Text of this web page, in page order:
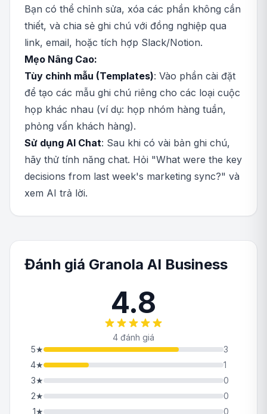
Bạn có thể chỉnh sửa, xóa các phần không cần
thiết, và chia sẻ ghi chú với đồng nghiệp qua
link, email, hoặc tích hợp Slack/Notion.
Mẹo Nâng Cao:
Tùy chỉnh mẫu (Templates): Vào phần cài đặt
để tạo các mẫu ghi chú riêng cho các loại cuộc
họp khác nhau (ví dụ: họp nhóm hàng tuần,
phỏng vấn khách hàng).
Sử dụng AI Chat: Sau khi có vài bản ghi chú,
hãy thử tính năng chat. Hỏi "What were the key
decisions from last week's marketing sync?" và
xem AI trả lời.
Đánh giá Granola AI Business
4.8
4 đánh giá
5★
3
4★
1
3★
0
2★
0
1★ 0